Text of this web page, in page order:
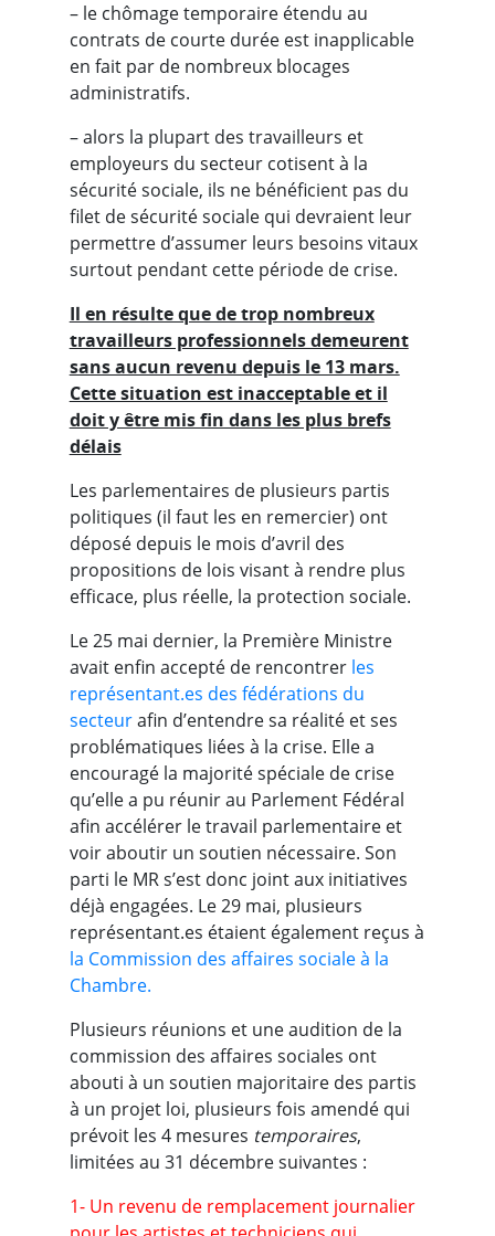
– le chômage temporaire étendu au
contrats de courte durée est inapplicable
en fait par de nombreux blocages
administratifs.
– alors la plupart des travailleurs et
employeurs du secteur cotisent à la
sécurité sociale, ils ne bénéficient pas du
filet de sécurité sociale qui devraient leur
permettre d’assumer leurs besoins vitaux
surtout pendant cette période de crise.
Il en résulte que de trop nombreux
travailleurs professionnels demeurent
sans aucun revenu depuis le 13 mars.
Cette situation est inacceptable et il
doit y être mis fin dans les plus brefs
délais
Les parlementaires de plusieurs partis
politiques (il faut les en remercier) ont
déposé depuis le mois d’avril des
propositions de lois visant à rendre plus
efficace, plus réelle, la protection sociale.
Le 25 mai dernier, la Première Ministre
avait enfin accepté de rencontrer les
représentant.es des fédérations du
secteurafin d’entendre sa réalité et ses
problématiques liées à la crise. Elle a
encouragé la majorité spéciale de crise
qu’elle a pu réunir au Parlement Fédéral
afin accélérer le travail parlementaire et
voir aboutir un soutien nécessaire. Son
parti le MR s’est donc joint aux initiatives
déjà engagées. Le 29 mai, plusieurs
représentant.es étaient également reçus à
la Commission des affaires sociale à la
Chambre.
Plusieurs réunions et une audition de la
commission des affaires sociales ont
abouti à un soutien majoritaire des partis
à un projet loi, plusieurs fois amendé qui
prévoit les 4 mesures temporaires,
limitées au 31 décembre suivantes :
1- Un revenu de remplacement journalier